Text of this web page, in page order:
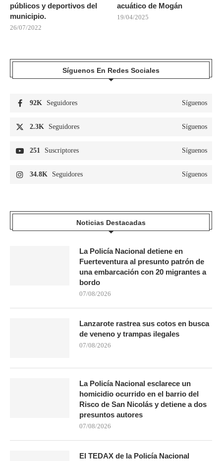
públicos y deportivos del
municipio.
26/07/2022
acuático de Mogán
19/04/2025
Síguenos En Redes Sociales
92K Seguidores Síguenos
2.3K Seguidores Síguenos
251 Suscriptores Síguenos
34.8K Seguidores Síguenos
Noticias Destacadas
La Policía Nacional detiene en
Fuerteventura al presunto patrón de
una embarcación con 20 migrantes a
bordo
07/08/2026
Lanzarote rastrea sus cotos en busca
de veneno y trampas ilegales
07/08/2026
La Policía Nacional esclarece un
homicidio ocurrido en el barrio del
Risco de San Nicolás y detiene a dos
presuntos autores
07/08/2026
El TEDAX de la Policía Nacional